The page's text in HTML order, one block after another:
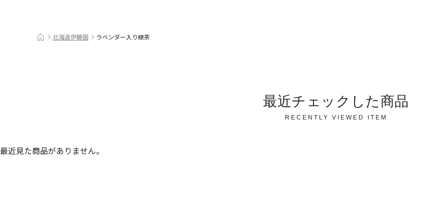
北海道伊藤園 ラベンダー入り緑茶
最近チェックした商品
RECENTLY VIEWED ITEM
最近見た商品がありません。